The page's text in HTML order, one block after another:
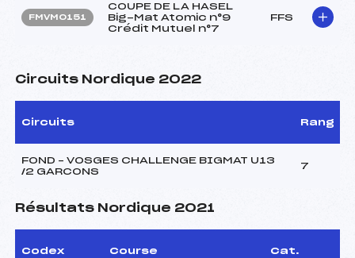
FMVM0151
COUPE DE LA HASEL
Big-Mat Atomic n°9
Crédit Mutuel n°7
FFS
Circuits Nordique 2022
Circuits Rang
FOND – VOSGES CHALLENGE BIGMAT U13
/2 GARCONS
7
Résultats Nordique 2021
Codex Course Cat.